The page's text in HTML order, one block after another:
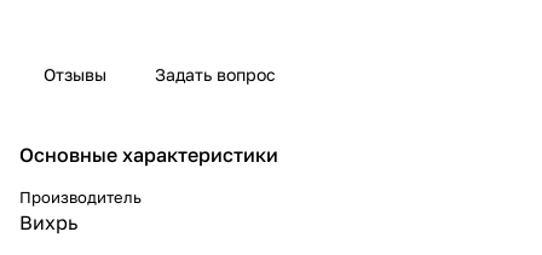
Отзывы Задать вопрос
Основные характеристики
Производитель
Вихрь